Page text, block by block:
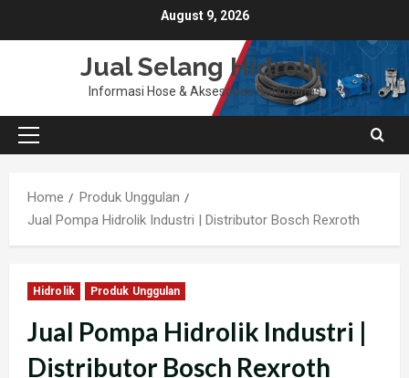
to
August 9, 2026
Jual Selang Hidrolik
Informasi Hose & Aksesories Berkualitas
Primary
Home
Produk Unggulan
Jual Pompa Hidrolik Industri | Distributor Bosch Rexroth
Hidrolik Produk Unggulan
Jual Pompa Hidrolik Industri |
Distributor Bosch Rexroth